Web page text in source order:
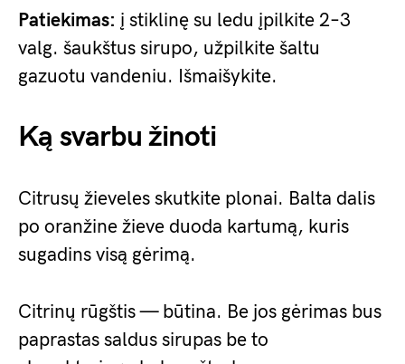
Patiekimas: į stiklinę su ledu įpilkite 2–3
valg. šaukštus sirupo, užpilkite šaltu
gazuotu vandeniu. Išmaišykite.
Ką svarbu žinoti
Citrusų žieveles skutkite plonai. Balta dalis
po oranžine žieve duoda kartumą, kuris
sugadins visą gėrimą.
Citrinų rūgštis — būtina. Be jos gėrimas bus
paprastas saldus sirupas be to